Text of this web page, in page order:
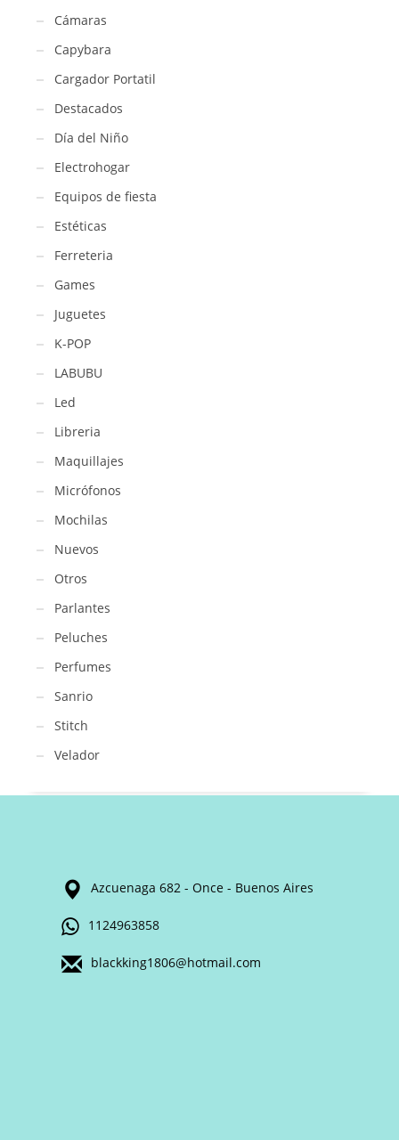
Cámaras
Capybara
Cargador Portatil
Destacados
Día del Niño
Electrohogar
Equipos de fiesta
Estéticas
Ferreteria
Games
Juguetes
K-POP
LABUBU
Led
Libreria
Maquillajes
Micrófonos
Mochilas
Nuevos
Otros
Parlantes
Peluches
Perfumes
Sanrio
Stitch
Velador
Azcuenaga 682 - Once - Buenos Aires
1124963858
blackking1806@hotmail.com